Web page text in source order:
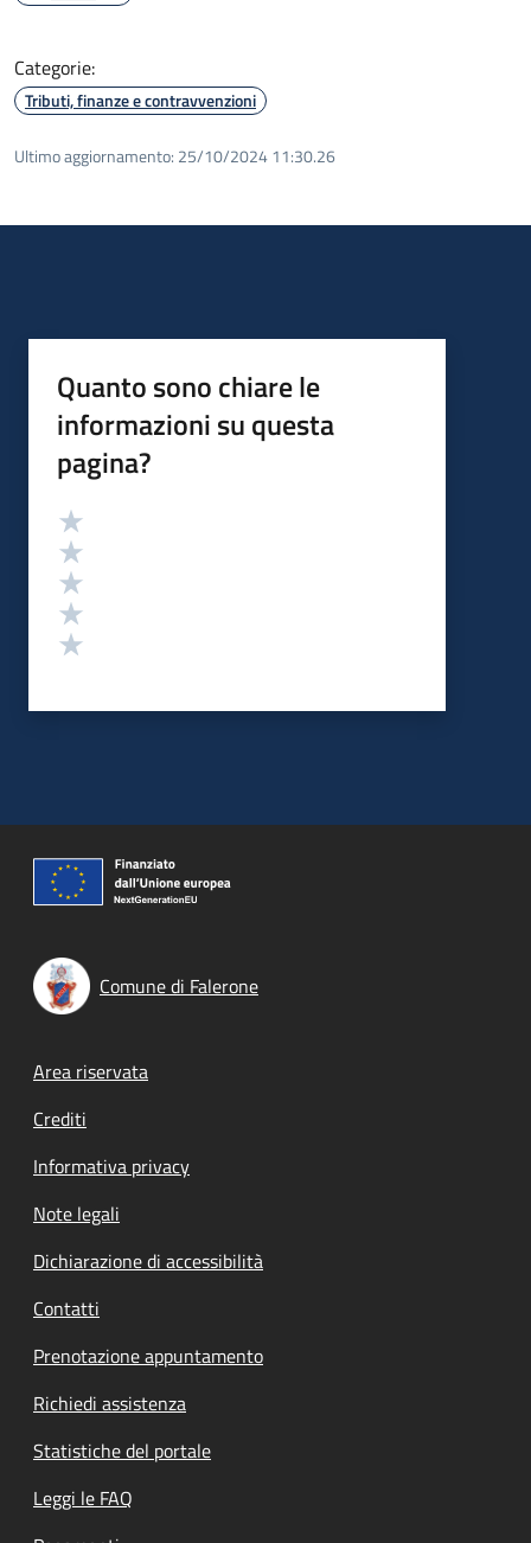
Categorie:
Tributi, finanze e contravvenzioni
Ultimo aggiornamento: 25/10/2024 11:30.26
Quanto sono chiare le
informazioni su questa
pagina?
Valutazione
Comune di Falerone
Footer menu
Area riservata
Crediti
Informativa privacy
Note legali
Dichiarazione di accessibilità
Contatti
Prenotazione appuntamento
Richiedi assistenza
Statistiche del portale
Leggi le FAQ